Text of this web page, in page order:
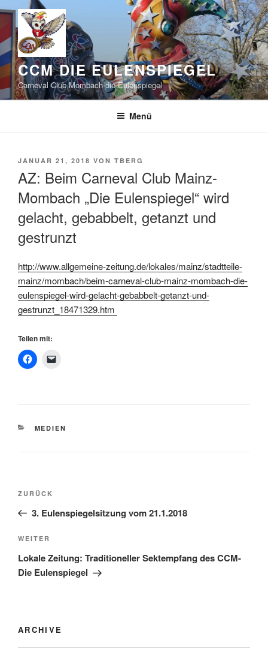
Zum
springen
CCM DIE EULENSPIEGEL
Carneval Club Mombach die Eulenspiegel
Menü
VERÖFFENTLICHT
JANUAR 21, 2018 VON TBERG
AZ: Beim Carneval Club Mainz-
Mombach „Die Eulenspiegel“ wird
gelacht, gebabbelt, getanzt und
gestrunzt
http://www.allgemeine-zeitung.de/lokales/mainz/stadtteile-
mainz/mombach/beim-carneval-club-mainz-mombach-die-
eulenspiegel-wird-gelacht-gebabbelt-getanzt-und-
gestrunzt_18471329.htm
Teilen mit:
KATEGORIEN
MEDIEN
Beitragsnavigation
Vorheriger
Beitrag
ZURÜCK
3. Eulenspiegelsitzung vom 21.1.2018
Nächster
Beitrag
WEITER
Lokale Zeitung: Traditioneller Sektempfang des CCM-
Die Eulenspiegel
ARCHIVE